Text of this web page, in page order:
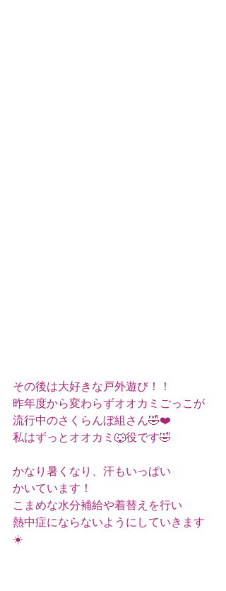
その後は大好きな戸外遊び！！
昨年度から変わらずオオカミごっこが
流行中のさくらんぼ組さん🤣❤️
私はずっとオオカミ🐺役です🤣
かなり暑くなり、汗もいっぱい
かいています！
こまめな水分補給や着替えを行い
熱中症にならないようにしていきます
☀️